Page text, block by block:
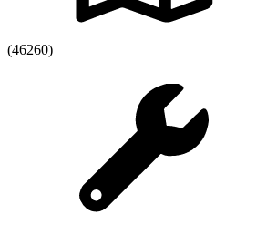
(46260)